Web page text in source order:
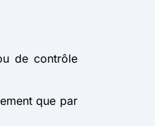
de contrôle
que par